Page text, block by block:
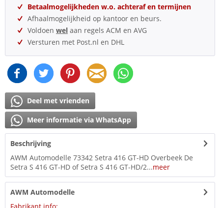
Betaalmogelijkheden w.o. achteraf en termijnen
Afhaalmogelijkheid op kantoor en beurs.
Voldoen wel aan regels ACM en AVG
Versturen met Post.nl en DHL
Deel met vrienden
Meer informatie via WhatsApp
Beschrijving
AWM Automodelle 73342 Setra 416 GT-HD Overbeek De
Setra S 416 GT-HD of Setra S 416 GT-HD/2...meer
AWM Automodelle